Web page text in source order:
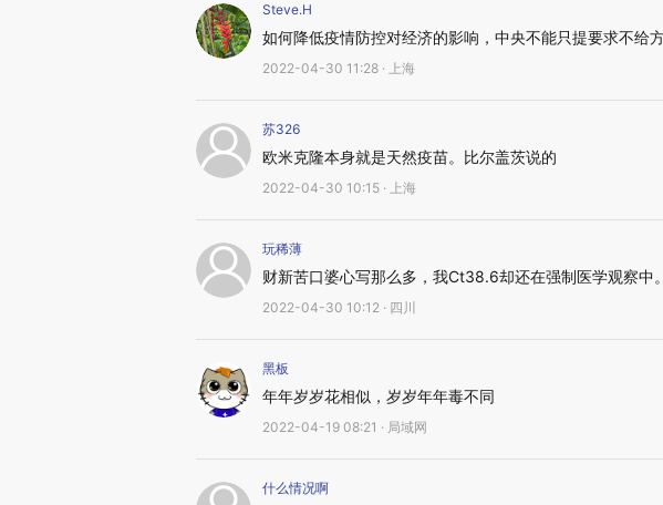
Steve.H
如何降低疫情防控对经济的影响，中央不能只提要求不给
2022-04-30 11:28 · 上海
苏326
欧米克隆本身就是天然疫苗。比尔盖茨说的
2022-04-30 10:15 · 上海
玩稀薄
财新苦口婆心写那么多，我Ct38.6却还在强制医学观察中。
2022-04-30 10:12 · 四川
黑板
年年岁岁花相似，岁岁年年毒不同
2022-04-19 08:21 · 局域网
什么情况啊